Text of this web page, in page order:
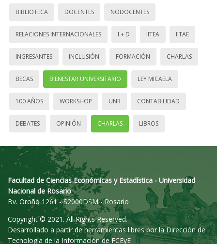
BIBLIOTECA DOCENTES NODOCENTES
RELACIONES INTERNACIONALES I + D IITEA IITAE
INGRESANTES INCLUSIÓN FORMACIÓN CHARLAS
BECAS BIENESTAR UNIVERSITARIO LEY MICAELA
100 AÑOS WORKSHOP UNR CONTABILIDAD
DEBATES OPINIÓN CHARLAS LIBROS
Facultad de Ciencias Económicas y Estadística - Universidad
Nacional de Rosario
Bv. Oroño 1261 - S2000DSM - Rosario
Copyright © 2021. All Rights Reserved.
Desarrollado a partir de herramientas libres por la Dirección de
Tecnología de la Información de FCEyE